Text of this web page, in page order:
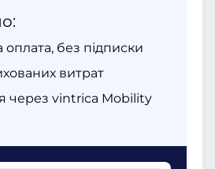
без підписки
витрат
через vintrica Mobility